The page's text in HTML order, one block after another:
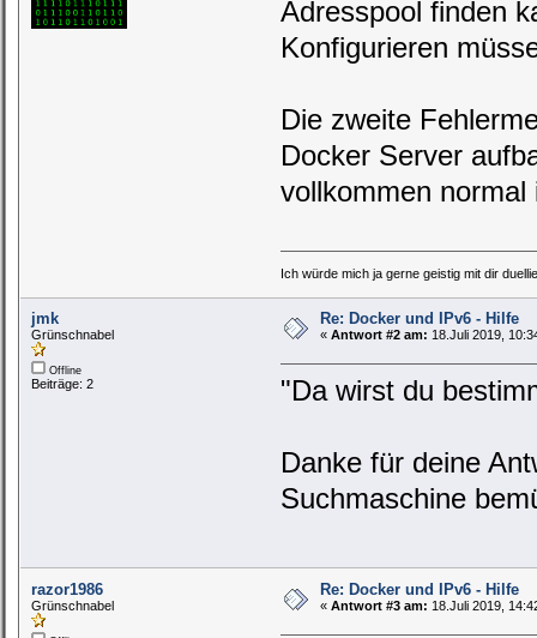
Adresspool finden
Konfigurieren
Die zweite
Docker Server
vollkommen normal
Ich würde mich ja gerne geistig mit dir
jmk
Grünschnabel
Offline
Beiträge: 2
Re: Docker und IPv6 - Hilfe
« Antwort #2 am: 18.Juli 2019,
"Da wirst du
Danke für deine
Suchmaschine
razor1986
Grünschnabel
Re: Docker und IPv6 - Hilfe
« Antwort #3 am: 18.Juli 2019,